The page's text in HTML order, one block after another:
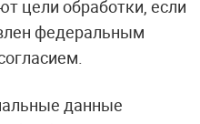
цели обработки, если
федеральным
данные